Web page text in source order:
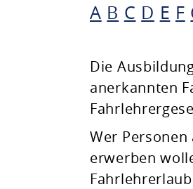
Natur & Umwelt
Freizeit & Leben
A B C D E F
Die
anerkannten
Wer
erwerben